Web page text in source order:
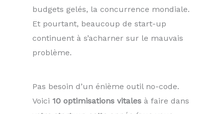
budgets gelés, la concurrence mondiale.
Et pourtant, beaucoup de start-up
continuent à s’acharner sur le mauvais
problème.
Pas besoin d’un énième outil no-code.
Voici 10 optimisations vitales à faire dans